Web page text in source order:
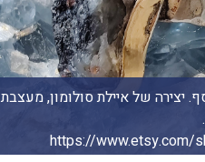
יצירה של איילת סולומון, מעצבת
https://www.etsy.com/